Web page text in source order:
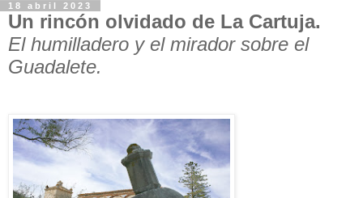
18 abril 2023
Un rincón olvidado de La Cartuja.
El humilladero y el mirador sobre el
Guadalete.